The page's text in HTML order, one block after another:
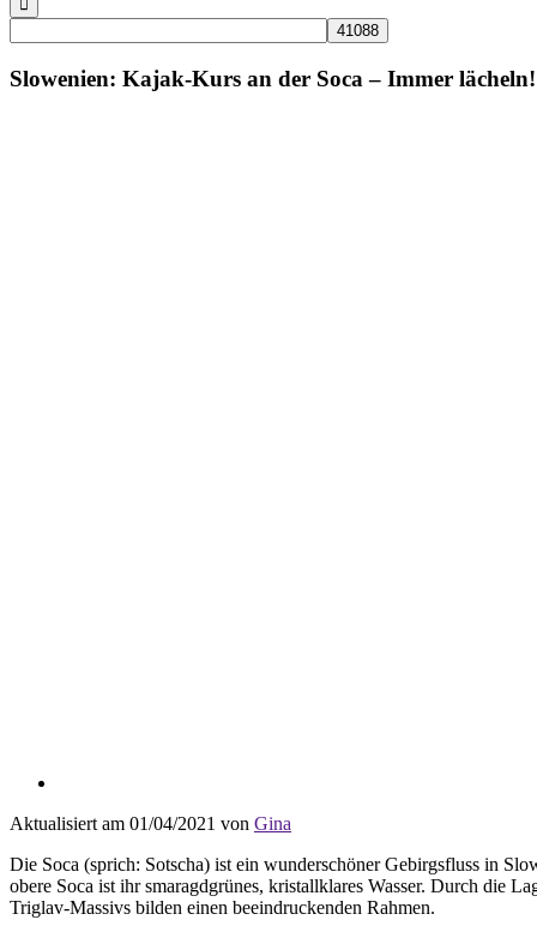
Slowenien: Kajak-Kurs an der Soca – Immer lächeln!
Aktualisiert am 01/04/2021 von Gina
Die Soca (sprich: Sotscha) ist ein wunderschöner Gebirgsfluss in
obere Soca ist ihr smaragdgrünes, kristallklares Wasser. Durch die
Triglav-Massivs bilden einen beeindruckenden Rahmen.